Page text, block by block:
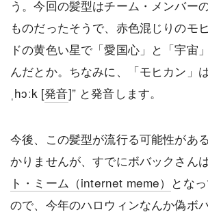
う。今回の髪型はチーム・メンバー
ものだったそうで、赤色混じりのモ
ドの黄色い星で「愛国心」と「宇宙
んだとか。ちなみに、「モヒカン」
ˌhɔːk [発音]” と発音します。
今後、この髪型が流行る可能性があ
かりませんが、すでにボバックさん
ト・ミーム（internet meme） とな
ので、今年のハロウィンなんか偽ボ